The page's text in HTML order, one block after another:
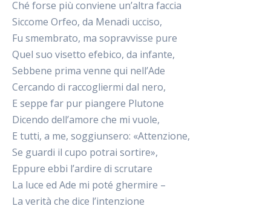
Ché forse più conviene un’altra faccia
Siccome Orfeo, da Menadi ucciso,
Fu smembrato, ma sopravvisse pure
Quel suo visetto efebico, da infante,
Sebbene prima venne qui nell’Ade
Cercando di raccogliermi dal nero,
E seppe far pur piangere Plutone
Dicendo dell’amore che mi vuole,
E tutti, a me, soggiunsero: «Attenzione,
Se guardi il cupo potrai sortire»,
Eppure ebbi l’ardire di scrutare
La luce ed Ade mi poté ghermire –
La verità che dice l’intenzione